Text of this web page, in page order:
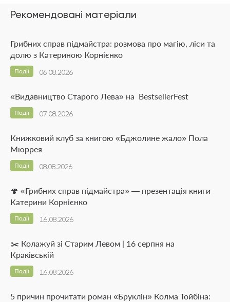
Рекомендовані матеріали
Грибних справ підмайстра: розмова про магію, ліси та
долю з Катериною Корнієнко
06.08.2026
Події
«Видавництво Старого Лева» на BestsellerFest
07.08.2026
Події
Книжковий клуб за книгою «Бджолине жало» Пола
Мюррея
08.08.2026
Події
🍄 «Грибних справ підмайстра» — презентація книги
Катерини Корнієнко
16.08.2026
Події
✂️ Колажуй зі Старим Левом | 16 серпня на
Краківській
16.08.2026
Події
5 причин прочитати роман «Бруклін» Колма Тойбіна: